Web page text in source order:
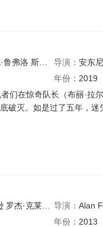
鲁弗洛 斯嘉丽·约翰逊 杰
导演： 安东
年份： 2019
们在惊奇队长（布丽·拉
破灭。如是过了五年，
罗杰·克莱格·史密斯 弗雷
导演： Alan
年份： 2013